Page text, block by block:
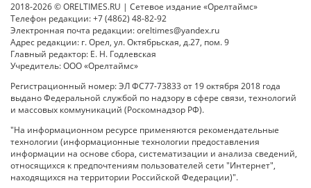
2018-2026 © ORELTIMES.RU | Сетевое издание «Орелтаймс»
Телефон редакции: +7 (4862) 48-82-92
Электронная почта редакции: oreltimes@yandex.ru
Адрес редакции: г. Орел, ул. Октябрьская, д.27, пом. 9
Главный редактор: Е. Н. Годлевская
Учредитель: ООО «Орелтаймс»
Регистрационный номер: ЭЛ ФС77-73833 от 19 октября 2018 года
выдано Федеральной службой по надзору в сфере связи, технологий
и массовых коммуникаций (Роскомнадзор РФ).
"На информационном ресурсе применяются рекомендательные
технологии (информационные технологии предоставления
информации на основе сбора, систематизации и анализа сведений,
относящихся к предпочтениям пользователей сети "Интернет",
находящихся на территории Российской Федерации)".